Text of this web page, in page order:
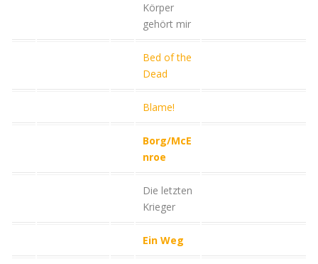
Körper
gehört mir
Bed of the
Dead
Blame!
Borg/McE
nroe
Die letzten
Krieger
Ein Weg